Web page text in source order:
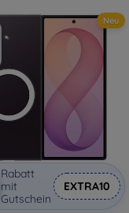
Neu
Rabatt
mit
Gutschein
EXTRA10